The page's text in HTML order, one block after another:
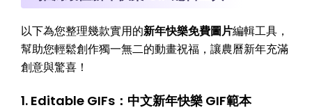
以下為您整理幾款實用的新年快樂免費圖片編輯工具，
幫助您輕鬆創作獨一無二的動畫祝福，讓農曆新年充滿
創意與驚喜！
1. Editable GIFs：中文新年快樂 GIF範本